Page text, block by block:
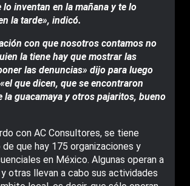
lo inventan en la mañana y te lo
la tarde», indicó.
con que nosotros contamos no
la tiene hay que mostrar las
las denuncias» dijo para luego
que dicen, que se encontraron
la guacamaya y otros pajaritos, bueno
con AC Consultores, se tiene
que hay 175 organizaciones y
en México. Algunas operan a
otras llevan a cabo sus actividades